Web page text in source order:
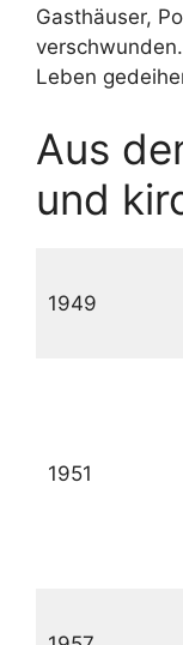
Gasthäuser,
Leben
Aus
und
1949
1951